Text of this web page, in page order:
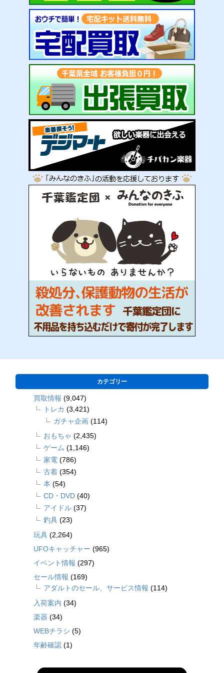
カテゴリー
買取情報 (9,047)
トレカ (3,421)
ガチャ企画 (114)
おもちゃ (2,435)
ゲーム (1,146)
家電 (786)
古着 (354)
本 (54)
CD・DVD (40)
アイドル (37)
釣具 (23)
玩具 (2,264)
UFOキャッチャー (965)
イベント情報 (297)
セール情報 (169)
アダルトのセール、サービス情報 (114)
入荷案内 (34)
楽器 (34)
WEBチラシ (5)
年齢確認 (1)